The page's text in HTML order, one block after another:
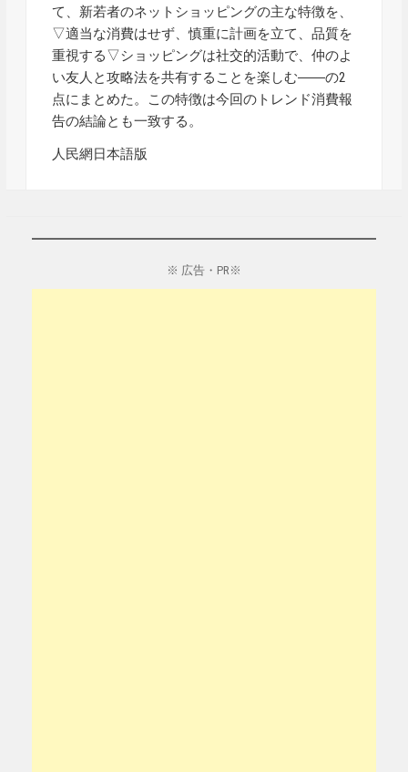
て、新若者のネットショッピングの主な特徴を、
▽適当な消費はせず、慎重に計画を立て、品質を
重視する▽ショッピングは社交的活動で、仲のよ
い友人と攻略法を共有することを楽しむ――の2
点にまとめた。この特徴は今回のトレンド消費報
告の結論とも一致する。
人民網日本語版
※ 広告・PR※